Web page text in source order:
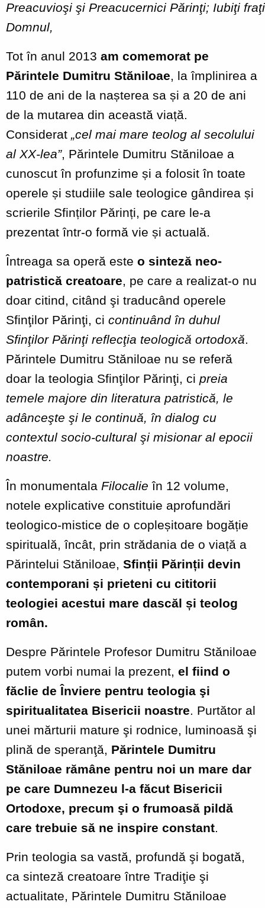
Preacuvioşi şi Preacucernici Părinţi; Iubiţi fraţi
Domnul,
Tot în anul 2013 am comemorat pe
Părintele Dumitru Stăniloae, la împlinirea a
110 de ani de la nașterea sa și a 20 de ani
de la mutarea din această viață.
Considerat „cel mai mare teolog al secolului
al XX‐lea”, Părintele Dumitru Stăniloae a
cunoscut în profunzime și a folosit în toate
operele și studiile sale teologice gândirea și
scrierile Sfinților Părinți, pe care le-a
prezentat într-o formă vie și actuală.
Întreaga sa operă este o sinteză neo-
patristică creatoare, pe care a realizat-o nu
doar citind, citând şi traducând operele
Sfinţilor Părinţi, ci continuând în duhul
Sfinţilor Părinţi reflecţia teologică ortodoxă.
Părintele Dumitru Stăniloae nu se referă
doar la teologia Sfinţilor Părinţi, ci preia
temele majore din literatura patristică, le
adânceşte şi le continuă, în dialog cu
contextul socio‐cultural şi misionar al epocii
noastre.
În monumentala Filocalieîn 12 volume,
notele explicative constituie aprofundări
teologico-mistice de o copleșitoare bogăție
spirituală, încât, prin strădania de o viață a
Părintelui Stăniloae, Sfinții Părinții devin
contemporani și prieteni cu cititorii
teologiei acestui mare dascăl și teolog
român.
Despre Părintele Profesor Dumitru Stăniloae
putem vorbi numai la prezent, el fiind o
făclie de Înviere pentru teologia şi
spiritualitatea Bisericii noastre. Purtător al
unei mărturii mature şi rodnice, luminoasă şi
plină de speranţă, Părintele Dumitru
Stăniloae rămâne pentru noi un mare dar
pe care Dumnezeu l-a făcut Bisericii
Ortodoxe, precum şi o frumoasă pildă
care trebuie să ne inspire constant.
Prin teologia sa vastă, profundă şi bogată,
ca sinteză creatoare între Tradiţie şi
actualitate, Părintele Dumitru Stăniloae